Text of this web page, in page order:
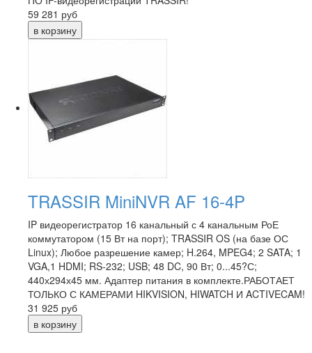
59 281 руб
TRASSIR MiniNVR AF 16-4P
IP видеорегистратор 16 канальный с 4 канальным РоЕ
коммутатором (15 Вт на порт); TRASSIR OS (на базе ОС
Linux); Любое разрешение камер; H.264, MPEG4; 2 SATA; 1
VGA,1 HDMI; RS-232; USB; 48 DC, 90 Вт; 0...45?С;
440х294х45 мм. Адаптер питания в комплекте.РАБОТАЕТ
ТОЛЬКО С КАМЕРАМИ HIKVISION, HIWATCH И ACTIVECAM!
31 925 руб